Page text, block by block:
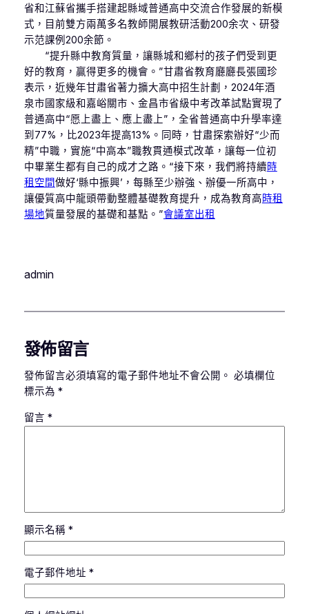
省和江蘇省攜手搭建起縣域普通高中交流合作發展的新模
式，目前雙方兩萬多名教師開展教研活動200余次、研發
示范課例200余節。
“提升縣中教育質量，讓縣城和鄉村的孩子們受到更
好的教育，贏得更多的機會。”甘肅省教育廳廳長張國珍
表示，近幾年甘肅省著力擴大高中招生計劃，2024年酒
泉市國家級和嘉峪關市、金昌市省級中考改革試點實現了
普通高中“愿上盡上、應上盡上”，全省普通高中升學率達
到77%，比2023年提高13%。同時，甘肅探索辦好“少而
精”中職，實施“中高本”職教貫通模式改革，讓每一位初
中畢業生都有自己的成才之路。“接下來，我們將持續時
租空間做好‘縣中振興’，每縣至少辦強、辦優一所高中，
讓優質高中龍頭帶動整體基礎教育提升，成為教育高時租
場地質量發展的基礎和基點。”會議室出租
admin
發佈留言
發佈留言必須填寫的電子郵件地址不會公開。 必填欄位
標示為 *
留言 *
顯示名稱 *
電子郵件地址 *